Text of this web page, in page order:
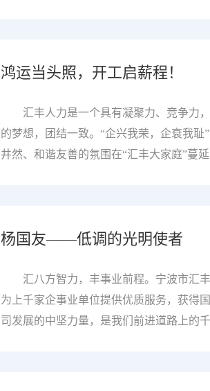
锋”。毛罗旻，这位“先进工作（生产）积
术骨干，从实习生到副班长，毛罗旻诠释
能量。 一、千锤百炼始成钢：十四载光
力新人到独当一面的...
鸿运当头照，开工启薪程！
汇丰人力是一个具有凝聚力、竞争力
的梦想，团结一致。“企兴我荣，企衰我
井然、和谐友善的氛围在“汇丰大家庭”蔓
开工红包。年后上班发红包，是汇丰人力
员工的关怀与肯定，是对过去一年大家辛
工们早已进入忙碌的工作状态，董事长王
在新的...
杨国友——低调的光明使者
汇八方智力，丰事业前程。宁波市汇
为上千家企事业单位提供优质服务，获得
司发展的中坚力量，是我们前进道路上的